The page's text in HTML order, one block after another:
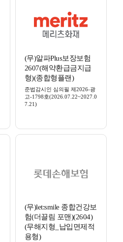
(무)알파Plus보장보험
2607(해약환급금지급
형)(종합형플랜)
준법감시인 심의필 제2026-광
고-1798호(2026.07.22~2027.0
7.21)
(무)let:smile 종합건강보
험(더끌림 포맨)(2604)
(무해지형_납입면제적
용형)